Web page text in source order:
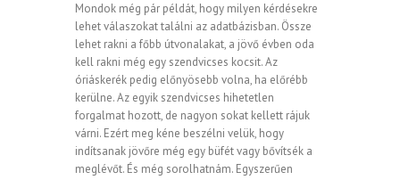
Mondok még pár példát, hogy milyen kérdésekre
lehet válaszokat találni az adatbázisban. Össze
lehet rakni a főbb útvonalakat, a jövő évben oda
kell rakni még egy szendvicses kocsit. Az
óriáskerék pedig előnyösebb volna, ha előrébb
kerülne. Az egyik szendvicses hihetetlen
forgalmat hozott, de nagyon sokat kellett rájuk
várni. Ezért meg kéne beszélni velük, hogy
indítsanak jövőre még egy büfét vagy bővítsék a
meglévőt. És még sorolhatnám. Egyszerűen